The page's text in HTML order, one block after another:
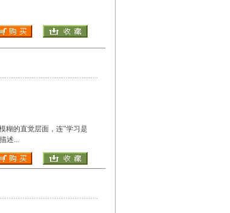
糊的直觉层面，连"学习是
述...